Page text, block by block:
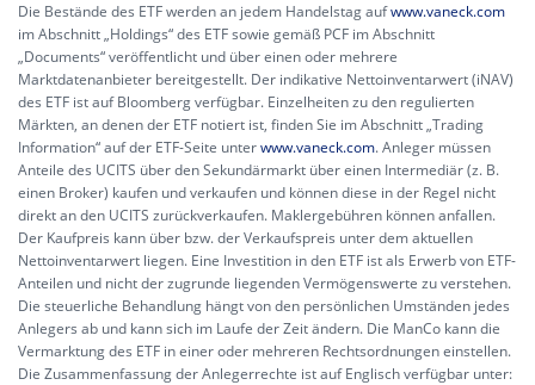
Die Bestände des ETF werden an jedem Handelstag aufwww.vaneck.com
im Abschnitt „Holdings“ des ETF sowie gemäß PCF im Abschnitt
„Documents“ veröffentlicht und über einen oder mehrere
Marktdatenanbieter bereitgestellt. Der indikative Nettoinventarwert (iNAV)
des ETF ist auf Bloomberg verfügbar. Einzelheiten zu den regulierten
Märkten, an denen der ETF notiert ist, finden Sie im Abschnitt „Trading
Information“ auf der ETF-Seite unterwww.vaneck.com. Anleger müssen
Anteile des UCITS über den Sekundärmarkt über einen Intermediär (z. B.
einen Broker) kaufen und verkaufen und können diese in der Regel nicht
direkt an den UCITS zurückverkaufen. Maklergebühren können anfallen.
Der Kaufpreis kann über bzw. der Verkaufspreis unter dem aktuellen
Nettoinventarwert liegen. Eine Investition in den ETF ist als Erwerb von ETF-
Anteilen und nicht der zugrunde liegenden Vermögenswerte zu verstehen.
Die steuerliche Behandlung hängt von den persönlichen Umständen jedes
Anlegers ab und kann sich im Laufe der Zeit ändern. Die ManCo kann die
Vermarktung des ETF in einer oder mehreren Rechtsordnungen einstellen.
Die Zusammenfassung der Anlegerrechte ist auf Englisch verfügbar unter: